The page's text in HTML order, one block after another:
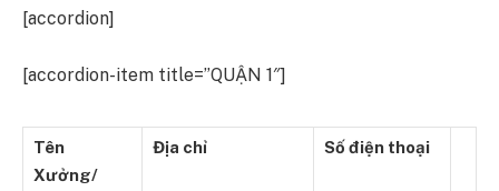
[accordion]
[accordion-item title=”QUẬN 1″]
Tên
Xưởng/
Địa chỉ Số điện thoại